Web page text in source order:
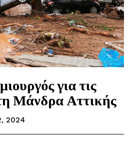
για τις
Μάνδρα Αττικής
2024